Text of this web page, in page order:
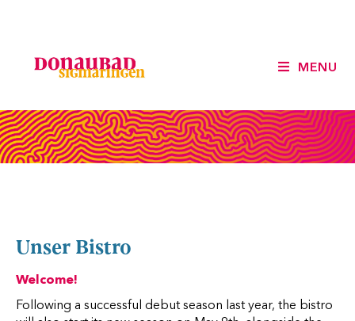
MENU
Unser Bistro
Welcome!
Following a successful debut season last year, the bistro